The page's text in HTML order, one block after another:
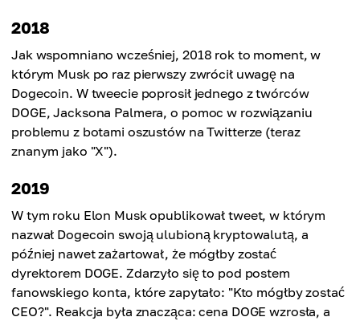
2018
Jak wspomniano wcześniej, 2018 rok to moment, w
którym Musk po raz pierwszy zwrócił uwagę na
Dogecoin. W tweecie poprosił jednego z twórców
DOGE, Jacksona Palmera, o pomoc w rozwiązaniu
problemu z botami oszustów na Twitterze (teraz
znanym jako "X").
2019
W tym roku Elon Musk opublikował tweet, w którym
nazwał Dogecoin swoją ulubioną kryptowalutą, a
później nawet zażartował, że mógłby zostać
dyrektorem DOGE. Zdarzyło się to pod postem
fanowskiego konta, które zapytało: "Kto mógłby zostać
CEO?". Reakcja była znacząca: cena DOGE wzrosła, a